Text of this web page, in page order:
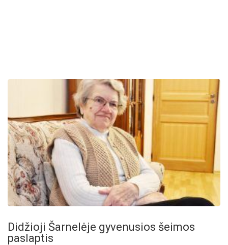
Didžioji Šarnelėje gyvenusios šeimos
paslaptis